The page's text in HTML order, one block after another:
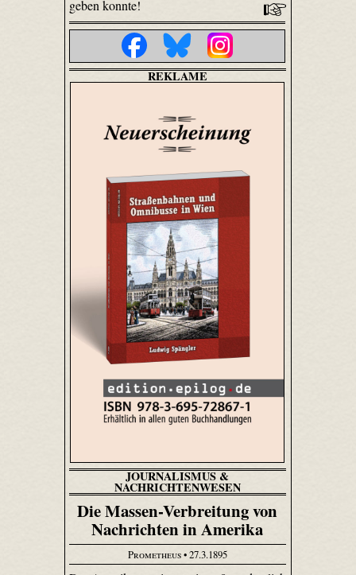
geben konnte!
REKLAME
JOURNALISMUS &
NACHRICHTENWESEN
Die Massen-Verbreitung von
Nachrichten in Amerika
Prometheus• 27.3.1895